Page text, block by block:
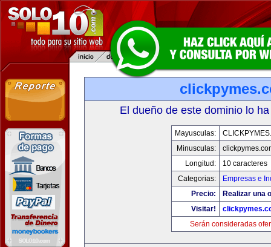
El dueño de este dominio lo
Mayusculas:
Minusculas:
Longitud:
10 caracteres
Categorias:
Empresas e
Precio:
Realizar una
Visitar!
Serán consideradas